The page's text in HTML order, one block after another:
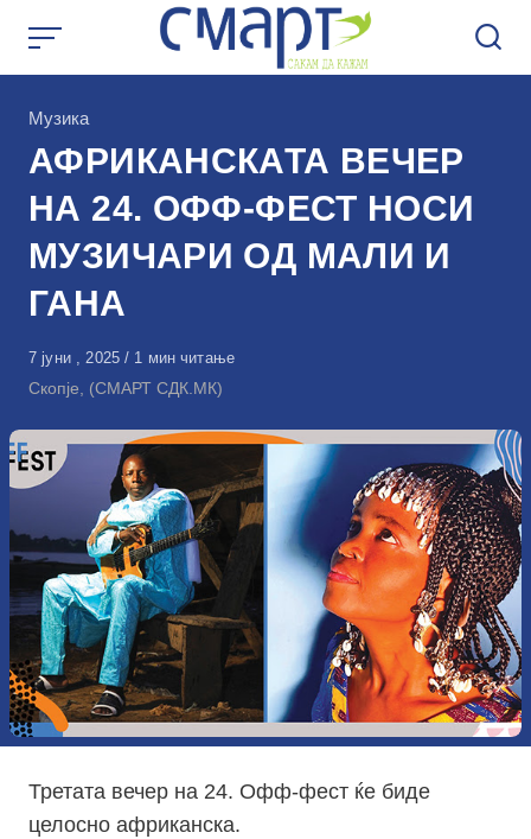
КАтегорија
Музика
АФРИКАНСКАТА ВЕЧЕР
НА 24. ОФФ-ФЕСТ НОСИ
МУЗИЧАРИ ОД МАЛИ И
ГАНА
Објавено
на
7 јуни , 2025 1 мин читање
Скопје, (СМАРТ СДК.МК)
Третата вечер на 24. Офф-фест ќе биде
целосно африканска.